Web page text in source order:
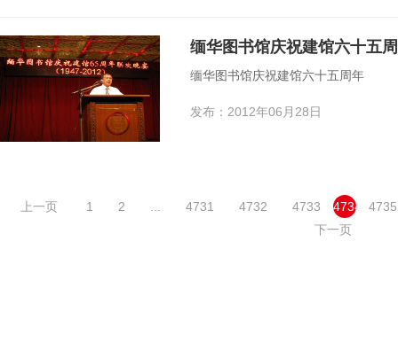
缅华图书馆庆祝建馆六十五
缅华图书馆庆祝建馆六十五周年
发布：2012年06月28日
上一页 1 2 4731 4732 4733 4734
4735
下一页